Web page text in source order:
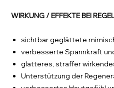
WIRKUNG / EFFEKTE BEI
sichtbar geglättete
verbesserte Spannkraft
glatteres, straffer
Unterstützung der